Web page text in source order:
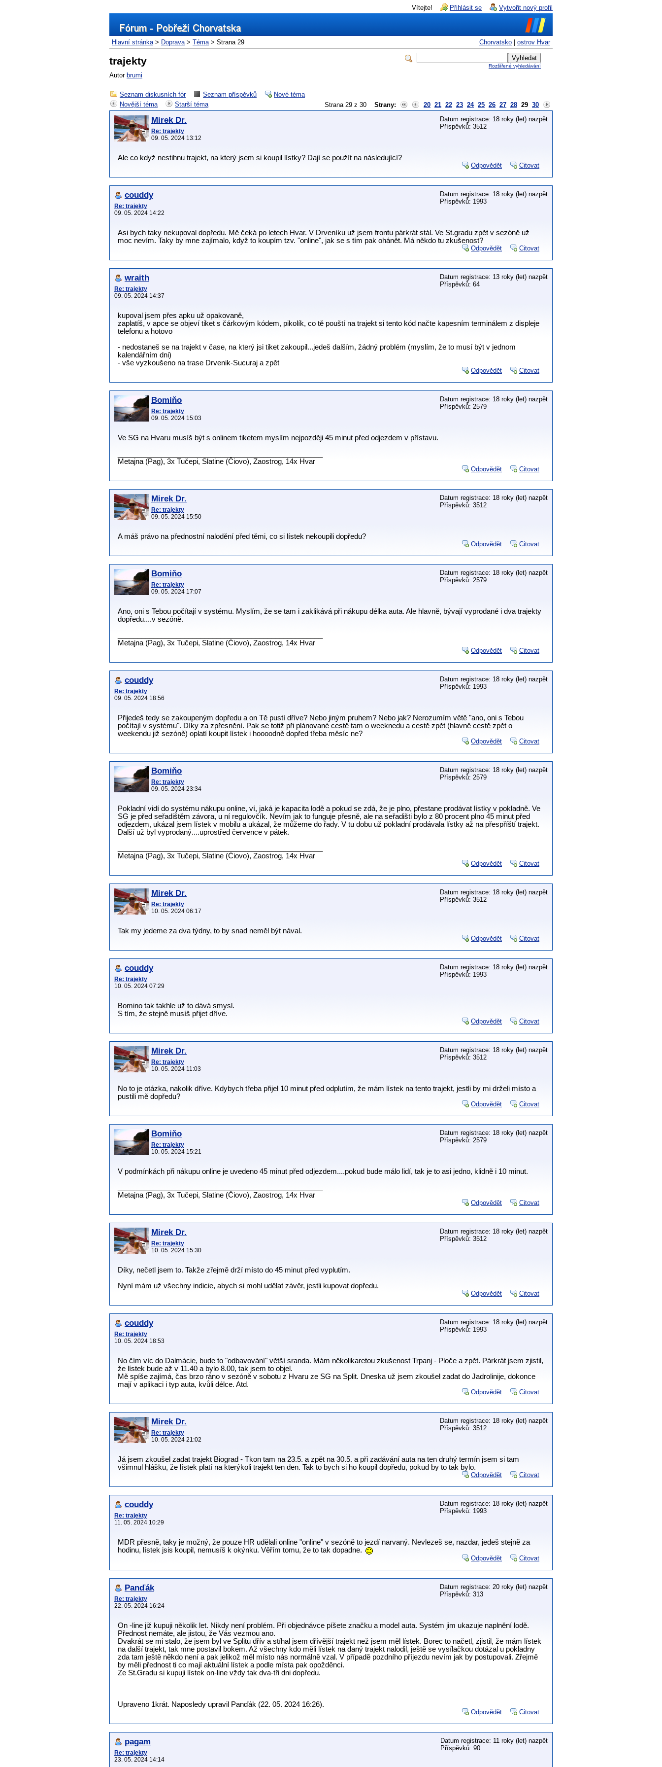
Vítejte! Přihlásit se Vytvořit nový profil
Chorvatsko ostrov Hvar
Hlavní stránka> Doprava> Téma> Strana 29
Rozšířené vyhledávání
trajekty
Autor brumi
Seznam diskusních fór Seznam příspěvků
Nové téma
Strana 29 z 30 Strany: 20 21 22 23 24 25 26 27 28 29 30
Novější téma Starší téma
Mirek Dr.
Re: trajekty
09. 05. 2024 13:12
Datum registrace: 18 roky (let) nazpět
Příspěvků: 3512
Ale co když nestihnu trajekt, na který jsem si koupil lístky? Dají se použít na následující?
Odpovědět Citovat
couddy
Re: trajekty
09. 05. 2024 14:22
Datum registrace: 18 roky (let) nazpět
Příspěvků: 1993
Asi bych taky nekupoval dopředu. Mě čeká po letech Hvar. V Drveníku už jsem frontu párkrát stál. Ve St.gradu zpět v sezóně už
moc nevím. Taky by mne zajímalo, když to koupím tzv. "online", jak se s tím pak ohánět. Má někdo tu zkušenost?
Odpovědět Citovat
wraith
Re: trajekty
09. 05. 2024 14:37
Datum registrace: 13 roky (let) nazpět
Příspěvků: 64
kupoval jsem přes apku už opakovaně,
zaplatíš, v apce se objeví tiket s čárkovým kódem, pikolík, co tě pouští na trajekt si tento kód načte kapesním terminálem z displeje
telefonu a hotovo
- nedostaneš se na trajekt v čase, na který jsi tiket zakoupil...jedeš dalším, žádný problém (myslím, že to musí být v jednom
kalendářním dni)
- vše vyzkoušeno na trase Drvenik-Sucuraj a zpět
Odpovědět Citovat
Bomiňo
Re: trajekty
09. 05. 2024 15:03
Datum registrace: 18 roky (let) nazpět
Příspěvků: 2579
Ve SG na Hvaru musíš být s onlinem tiketem myslím nejpozději 45 minut před odjezdem v přístavu.
Metajna (Pag), 3x Tučepi, Slatine (Čiovo), Zaostrog, 14x Hvar
Odpovědět Citovat
Mirek Dr.
Re: trajekty
09. 05. 2024 15:50
Datum registrace: 18 roky (let) nazpět
Příspěvků: 3512
A máš právo na přednostní nalodění před těmi, co si lístek nekoupili dopředu?
Odpovědět Citovat
Bomiňo
Re: trajekty
09. 05. 2024 17:07
Datum registrace: 18 roky (let) nazpět
Příspěvků: 2579
Ano, oni s Tebou počítají v systému. Myslím, že se tam i zaklikává při nákupu délka auta. Ale hlavně, bývají vyprodané i dva trajekty
dopředu....v sezóně.
Metajna (Pag), 3x Tučepi, Slatine (Čiovo), Zaostrog, 14x Hvar
Odpovědět Citovat
couddy
Re: trajekty
09. 05. 2024 18:56
Datum registrace: 18 roky (let) nazpět
Příspěvků: 1993
Přijedeš tedy se zakoupeným dopředu a on Tě pustí dříve? Nebo jiným pruhem? Nebo jak? Nerozumím větě "ano, oni s Tebou
počítají v systému". Díky za zpřesnění. Pak se totiž při plánované cestě tam o weeknedu a cestě zpět (hlavně cestě zpět o
weekendu již sezóně) oplatí koupit lístek i hoooodně dopřed třeba měsíc ne?
Odpovědět Citovat
Bomiňo
Re: trajekty
09. 05. 2024 23:34
Datum registrace: 18 roky (let) nazpět
Příspěvků: 2579
Pokladní vidí do systému nákupu online, ví, jaká je kapacita lodě a pokud se zdá, že je plno, přestane prodávat lístky v pokladně. Ve
SG je před seřadištěm závora, u ní regulovčík. Nevím jak to funguje přesně, ale na seřadišti bylo z 80 procent plno 45 minut před
odjezdem, ukázal jsem lístek v mobilu a ukázal, že můžeme do řady. V tu dobu už pokladní prodávala lístky až na přespříští trajekt.
Další už byl vyprodaný....uprostřed července v pátek.
Metajna (Pag), 3x Tučepi, Slatine (Čiovo), Zaostrog, 14x Hvar
Odpovědět Citovat
Mirek Dr.
Re: trajekty
10. 05. 2024 06:17
Datum registrace: 18 roky (let) nazpět
Příspěvků: 3512
Tak my jedeme za dva týdny, to by snad neměl být nával.
Odpovědět Citovat
couddy
Re: trajekty
10. 05. 2024 07:29
Datum registrace: 18 roky (let) nazpět
Příspěvků: 1993
Bomino tak takhle už to dává smysl.
S tím, že stejně musíš přijet dříve.
Odpovědět Citovat
Mirek Dr.
Re: trajekty
10. 05. 2024 11:03
Datum registrace: 18 roky (let) nazpět
Příspěvků: 3512
No to je otázka, nakolik dříve. Kdybych třeba přijel 10 minut před odplutím, že mám lístek na tento trajekt, jestli by mi drželi místo a
pustili mě dopředu?
Odpovědět Citovat
Bomiňo
Re: trajekty
10. 05. 2024 15:21
Datum registrace: 18 roky (let) nazpět
Příspěvků: 2579
V podmínkách při nákupu online je uvedeno 45 minut před odjezdem....pokud bude málo lidí, tak je to asi jedno, klidně i 10 minut.
Metajna (Pag), 3x Tučepi, Slatine (Čiovo), Zaostrog, 14x Hvar
Odpovědět Citovat
Mirek Dr.
Re: trajekty
10. 05. 2024 15:30
Datum registrace: 18 roky (let) nazpět
Příspěvků: 3512
Díky, nečetl jsem to. Takže zřejmě drží místo do 45 minut před vyplutím.
Nyní mám už všechny indicie, abych si mohl udělat závěr, jestli kupovat dopředu.
Odpovědět Citovat
couddy
Re: trajekty
10. 05. 2024 18:53
Datum registrace: 18 roky (let) nazpět
Příspěvků: 1993
No čím víc do Dalmácie, bude to "odbavování" větší sranda. Mám několikaretou zkušenost Trpanj - Ploče a zpět. Párkrát jsem zjistil,
že lístek bude až v 11.40 a bylo 8.00, tak jsem to objel.
Mě spíše zajímá, čas brzo ráno v sezóně v sobotu z Hvaru ze SG na Split. Dneska už jsem zkoušel zadat do Jadrolinije, dokonce
mají v aplikaci i typ auta, kvůli délce. Atd.
Odpovědět Citovat
Mirek Dr.
Re: trajekty
10. 05. 2024 21:02
Datum registrace: 18 roky (let) nazpět
Příspěvků: 3512
Já jsem zkoušel zadat trajekt Biograd - Tkon tam na 23.5. a zpět na 30.5. a při zadávání auta na ten druhý termín jsem si tam
všimnul hlášku, že lístek platí na kterýkoli trajekt ten den. Tak to bych si ho koupil dopředu, pokud by to tak bylo.
Odpovědět Citovat
couddy
Re: trajekty
11. 05. 2024 10:29
Datum registrace: 18 roky (let) nazpět
Příspěvků: 1993
MDR přesně, taky je možný, že pouze HR udělali online "online" v sezóně to jezdí narvaný. Nevlezeš se, nazdar, jedeš stejně za
hodinu, lístek jsis koupil, nemusíš k okýnku. Věřím tomu, že to tak dopadne.
Odpovědět Citovat
Panďák
Re: trajekty
22. 05. 2024 16:24
Datum registrace: 20 roky (let) nazpět
Příspěvků: 313
On -line již kupuji několik let. Nikdy není problém. Při objednávce píšete značku a model auta. Systém jim ukazuje naplnění lodě.
Přednost nemáte, ale jistou, že Vás vezmou ano.
Dvakrát se mi stalo, že jsem byl ve Splitu dřív a stíhal jsem dřívější trajekt než jsem měl lístek. Borec to načetl, zjistil, že mám lístek
na další trajekt, tak mne postavil bokem. Až všechny kdo měli lístek na daný trajekt nalodil, ještě se vysílačkou dotázal u pokladny
zda tam ještě někdo není a pak jelikož měl místo nás normálně vzal. V případě pozdního příjezdu nevím jak by postupovali. Zřejmě
by měli přednost ti co mají aktuální lístek a podle místa pak opožděnci.
Ze St.Gradu si kupuji lístek on-line vždy tak dva-tři dni dopředu.
Upraveno 1krát. Naposledy upravil Panďák (22. 05. 2024 16:26).
Odpovědět Citovat
pagam
Re: trajekty
23. 05. 2024 14:14
Datum registrace: 11 roky (let) nazpět
Příspěvků: 90